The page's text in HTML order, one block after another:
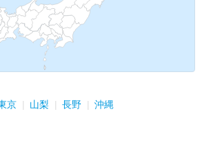
京 山梨 長野 沖縄